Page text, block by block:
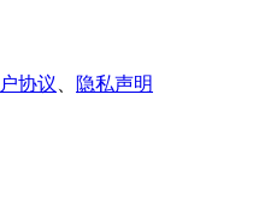
协议
隐私声明